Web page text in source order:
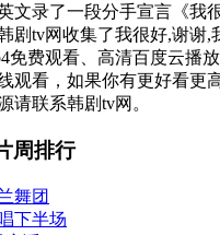
文录了一段分手宣言《我
剧tv网收集了我很好,谢谢,
免费观看、高清百度云播
观看，如果你有更好看更
请联系韩剧tv网。
周排行
舞团
下半场